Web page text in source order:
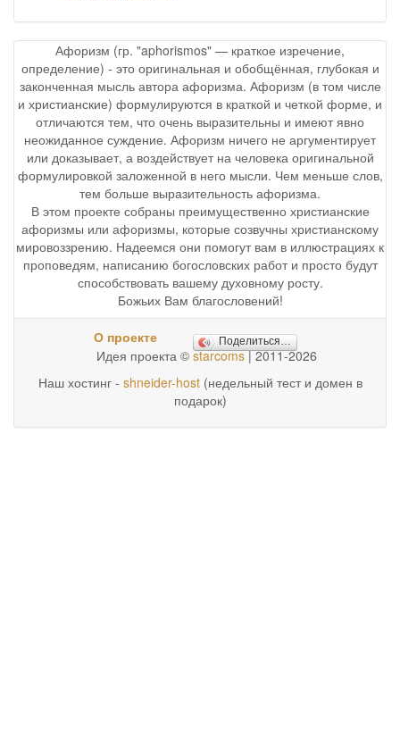
Афоризм (гр. "aphorismos" — краткое изречение,
определение) - это оригинальная и обобщённая, глубокая и
законченная мысль автора афоризма. Афоризм (в том числе
и христианские) формулируются в краткой и четкой форме, и
отличаются тем, что очень выразительны и имеют явно
неожиданное суждение. Афоризм ничего не аргументирует
или доказывает, а воздействует на человека оригинальной
формулировкой заложенной в него мысли. Чем меньше слов,
тем больше выразительность афоризма.
В этом проекте собраны преимущественно христианские
афоризмы или афоризмы, которые созвучны христианскому
мировоззрению. Надеемся они помогут вам в иллюстрациях к
проповедям, написанию богословских работ и просто будут
способствовать вашему духовному росту.
Божьих Вам благословений!
О проекте Поделиться…
Идея проекта © starcoms| 2011-2026
Наш хостинг - shneider-host(недельный тест и домен в
подарок)